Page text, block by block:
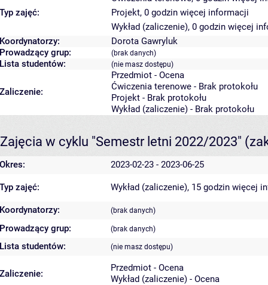
Typ zajęć:
Projekt, 0 godzin więcej informacji
Wykład (zaliczenie), 0 godzin więcej
Koordynatorzy:
Dorota Gawryluk
Prowadzący grup:
(brak danych)
Lista studentów: (nie masz dostępu)
Zaliczenie:
Przedmiot - Ocena
Ćwiczenia terenowe - Brak protokołu
Projekt - Brak protokołu
Wykład (zaliczenie) - Brak protokołu
Zajęcia w cyklu "Semestr letni 2022/2023"
Okres: 2023-02-23 - 2023-06-25
Typ zajęć: Wykład (zaliczenie), 15 godzin więcej
Koordynatorzy: (brak danych)
Prowadzący grup: (brak danych)
Lista studentów: (nie masz dostępu)
Zaliczenie:
Przedmiot - Ocena
Wykład (zaliczenie) - Ocena